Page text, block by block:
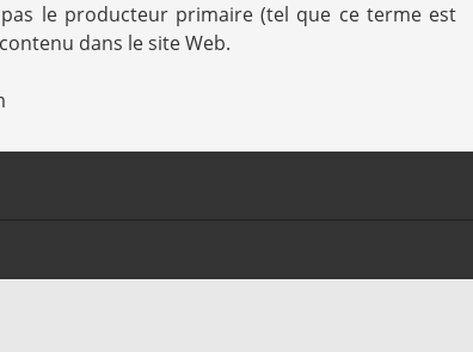
le producteur primaire (tel que ce terme est
dans le site Web.